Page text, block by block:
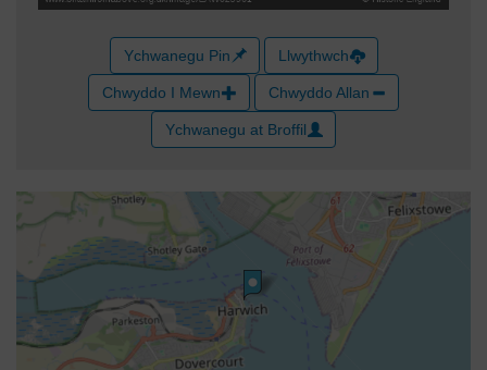
Ychwanegu Pin Llwythwch
Chwyddo I Mewn Chwyddo Allan
Ychwanegu at Broffil